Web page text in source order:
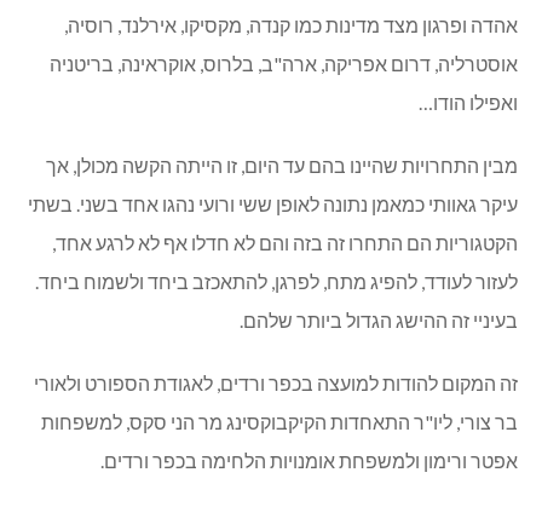
אהדה ופרגון מצד מדינות כמו קנדה, מקסיקו, אירלנד, רוסיה,
אוסטרליה, דרום אפריקה, ארה"ב, בלרוס, אוקראינה, בריטניה
ואפילו הודו…
מבין התחרויות שהיינו בהם עד היום, זו הייתה הקשה מכולן, אך
עיקר גאוותי כמאמן נתונה לאופן ששי ורועי נהגו אחד בשני. בשתי
הקטגוריות הם התחרו זה בזה והם לא חדלו אף לא לרגע אחד,
לעזור לעודד, להפיג מתח, לפרגן, להתאכזב ביחד ולשמוח ביחד.
בעיניי זה ההישג הגדול ביותר שלהם.
זה המקום להודות למועצה בכפר ורדים, לאגודת הספורט ולאורי
בר צורי, ליו"ר התאחדות הקיקבוקסינג מר הני סקס, למשפחות
אפטר ורימון ולמשפחת אומנויות הלחימה בכפר ורדים.